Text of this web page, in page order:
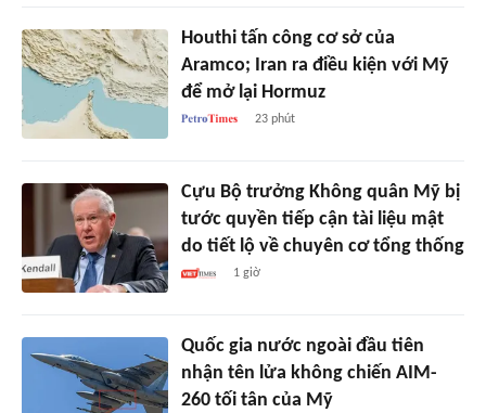
Houthi tấn công cơ sở của
Aramco; Iran ra điều kiện với Mỹ
để mở lại Hormuz
23 phút
Cựu Bộ trưởng Không quân Mỹ bị
tước quyền tiếp cận tài liệu mật
do tiết lộ về chuyên cơ tổng thống
1 giờ
Quốc gia nước ngoài đầu tiên
nhận tên lửa không chiến AIM-
260 tối tân của Mỹ